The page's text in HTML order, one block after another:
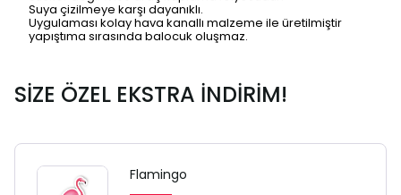
Suya çizilmeye karşı dayanıklı.
Uygulaması kolay hava kanallı malzeme ile üretilmiştir
yapıştıma sırasında balocuk oluşmaz.
SİZE ÖZEL EKSTRA İNDİRİM!
Flamingo